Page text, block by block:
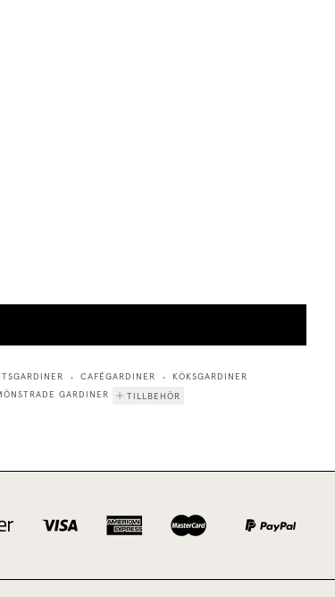
• CAFÉGARDINER • KÖKSGARDINER
GARDINER TILLBEHÖR